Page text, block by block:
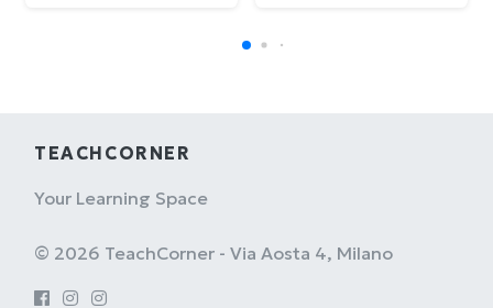
TEACHCORNER
Your Learning Space
© 2026 TeachCorner - Via Aosta 4, Milano